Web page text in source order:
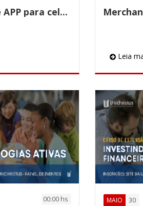
Criação de APP para celular
Leia
00:00 hs MAIO 30